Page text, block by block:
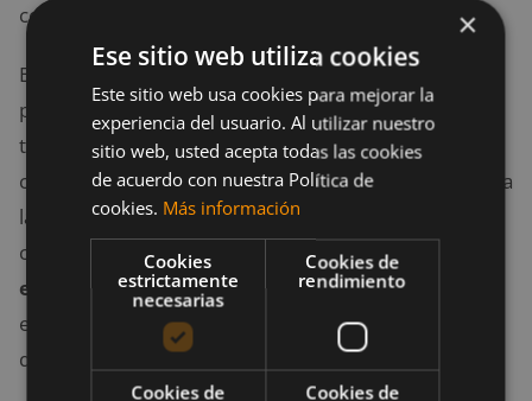
como
El exceso de estrés casi siempre se encuentra en
pacientes deprimidos y suicidas, así como en
toxicómanos. En los últimos años, la atención se ha
centrado en eltrauma infantilque puede conducir a
la desregulación de los sistemas de estrés en el
cuerpo mediante los llamados
mecanismos
epigenéticos, es decir, la posibilidad de que los
entornos psicosociales pueden influir en los genes
que controlan los sistemas.
×
Ese sitio web utiliza cookies
Este sitio web usa cookies para mejorar la
experiencia del usuario. Al utilizar nuestro
sitio web, usted acepta todas las cookies
de acuerdo con nuestra Política de
cookies. Más información
Cookies
estrictamente
necesarias
Cookies de
rendimiento
Cookies de
Cookies de